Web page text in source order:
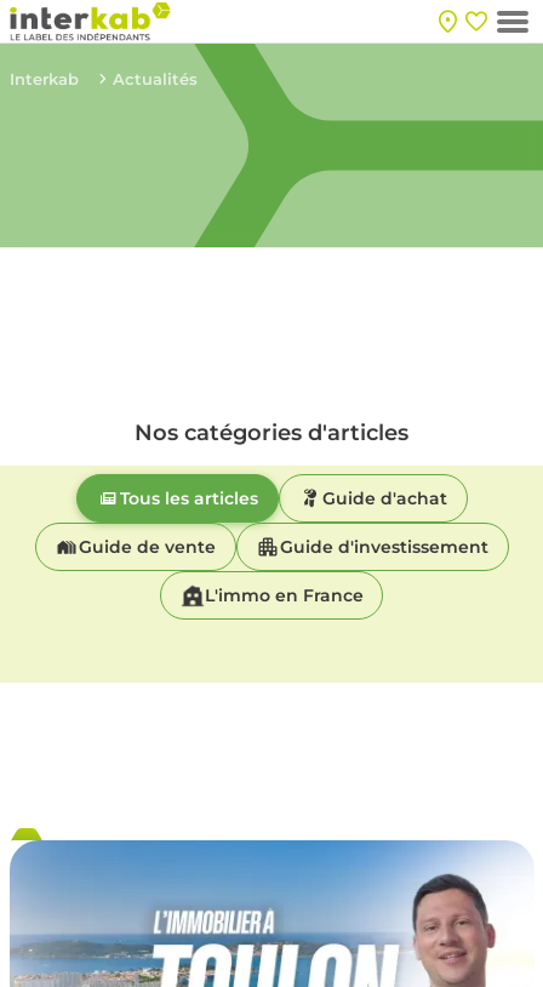
Interkab Actualités
Nos catégories d'articles
Tous les articles Guide d'achat
Guide de vente Guide d'investissement
L'immo en France